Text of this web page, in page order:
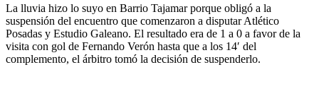
La lluvia hizo lo suyo en Barrio Tajamar porque obligó a la
suspensión del encuentro que comenzaron a disputar Atlético
Posadas y Estudio Galeano. El resultado era de 1 a 0 a favor de la
visita con gol de Fernando Verón hasta que a los 14′ del
complemento, el árbitro tomó la decisión de suspenderlo.